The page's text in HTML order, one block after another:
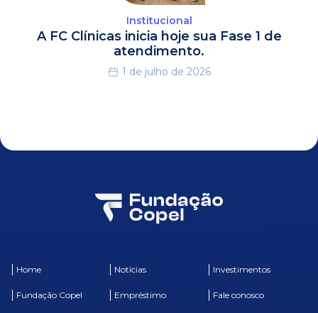
Institucional
A FC Clínicas inicia hoje sua Fase 1 de
atendimento.
1 de julho de 2026
Home Notícias Investimentos
Fundação Copel Empréstimo Fale conosco